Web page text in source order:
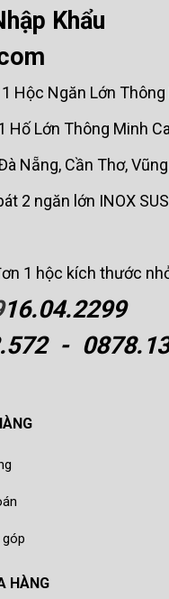
Nhập Khẩu
1 Hộc Ngăn Lớn
Hố Lớn Thông Minh
Nẵng, Cần Thơ, Vũng
2 ngăn lớn INOX
1 hộc kích thước
16.04.2299
-
HÀNG